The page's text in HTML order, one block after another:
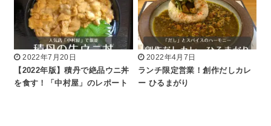
2022年7月20日
【2022年版】積丹で絶品ウニ丼
を食す！「中村屋」のレポート
2022年4月7日
ランチ限定営業！創作だしカレ
ー ひるまがり